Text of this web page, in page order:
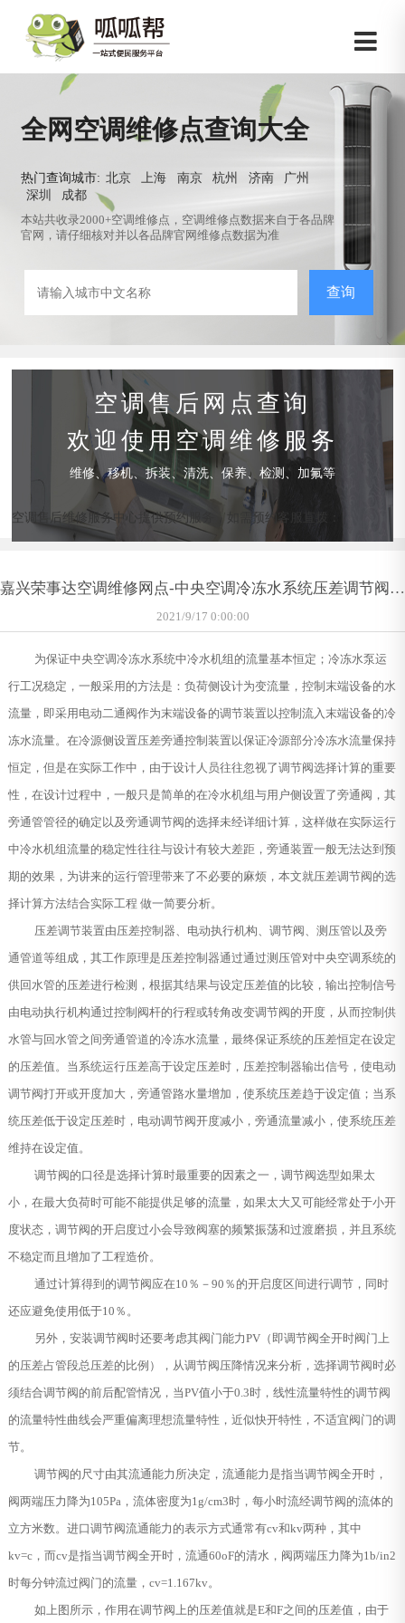
全网空调维修点查询大全
热门查询城市: 北京 上海 南京 杭州 济南
广州
深圳
成都
本站共收录2000+空调维修点，空调维修点数据来自于各品牌
官网，请仔细核对并以各品牌官网维修点数据为准
查询
空调售后网点查询
欢迎使用空调维修服务
维修、移机、拆装、清洗、保养、检测、加氟等
空调售后维修服务中心提供预约服务，如需预约客服直拨：
嘉兴荣事达空调维修网点-中央空调冷冻水系统压差调节阀的
选择计算
2021/9/17 0:00:00
为保证中央空调冷冻水系统中冷水机组的流量基本恒定；冷冻水泵运
行工况稳定，一般采用的方法是：负荷侧设计为变流量，控制末端设备的水
流量，即采用电动二通阀作为末端设备的调节装置以控制流入末端设备的冷
冻水流量。在冷源侧设置压差旁通控制装置以保证冷源部分冷冻水流量保持
恒定，但是在实际工作中，由于设计人员往往忽视了调节阀选择计算的重要
性，在设计过程中，一般只是简单的在冷水机组与用户侧设置了旁通阀，其
旁通管管径的确定以及旁通调节阀的选择未经详细计算，这样做在实际运行
中冷水机组流量的稳定性往往与设计有较大差距，旁通装置一般无法达到预
期的效果，为讲来的运行管理带来了不必要的麻烦，本文就压差调节阀的选
择计算方法结合实际工程 做一简要分析。
压差调节装置由压差控制器、电动执行机构、调节阀、测压管以及旁
通管道等组成，其工作原理是压差控制器通过通过测压管对中央空调系统的
供回水管的压差进行检测，根据其结果与设定压差值的比较，输出控制信号
由电动执行机构通过控制阀杆的行程或转角改变调节阀的开度，从而控制供
水管与回水管之间旁通管道的冷冻水流量，最终保证系统的压差恒定在设定
的压差值。当系统运行压差高于设定压差时，压差控制器输出信号，使电动
调节阀打开或开度加大，旁通管路水量增加，使系统压差趋于设定值；当系
统压差低于设定压差时，电动调节阀开度减小，旁通流量减小，使系统压差
维持在设定值。
调节阀的口径是选择计算时最重要的因素之一，调节阀选型如果太
小，在最大负荷时可能不能提供足够的流量，如果太大又可能经常处于小开
度状态，调节阀的开启度过小会导致阀塞的频繁振荡和过渡磨损，并且系统
不稳定而且增加了工程造价。
通过计算得到的调节阀应在10％－90％的开启度区间进行调节，同时
还应避免使用低于10％。
另外，安装调节阀时还要考虑其阀门能力PV（即调节阀全开时阀门上
的压差占管段总压差的比例），从调节阀压降情况来分析，选择调节阀时必
须结合调节阀的前后配管情况，当PV值小于0.3时，线性流量特性的调节阀
的流量特性曲线会严重偏离理想流量特性，近似快开特性，不适宜阀门的调
节。
调节阀的尺寸由其流通能力所决定，流通能力是指当调节阀全开时，
阀两端压力降为105Pa，流体密度为1g/cm3时，每小时流经调节阀的流体的
立方米数。进口调节阀流通能力的表示方式通常有cv和kv两种，其中
kv=c，而cv是指当调节阀全开时，流通60oF的清水，阀两端压力降为1b/in2
时每分钟流过阀门的流量，cv=1.167kv。
如上图所示，作用在调节阀上的压差值就是E和F之间的压差值，由于